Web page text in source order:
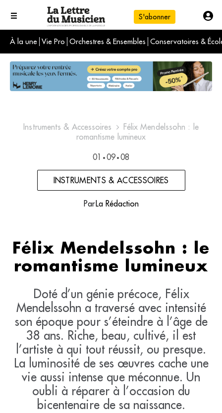
S'abonner
À la une Vie Pro Orchestres & Ensembles Conservatoires &
L'info du jour
Le numéro du mois
International
Instruments & Accessoires
Félix Mendelssohn : le
romantisme lumineux
01 • 09 • 08
INSTRUMENTS & ACCESSOIRES
Par La Rédaction
Félix Mendelssohn : le
romantisme lumineux
Doté d’un génie précoce, Félix
Mendelssohn a traversé avec intensité
son époque pour s’éteindre à l’âge de
38 ans. Riche, beau, cultivé, il est
l’artiste à qui tout réussit, ou presque.
La luminosité de ses œuvres cache une
vie aussi intense que méconnue. Un
oubli à réparer à l’occasion du
bicentenaire de sa naissance.